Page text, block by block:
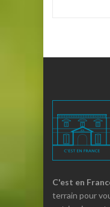
C'est en
terrain pour